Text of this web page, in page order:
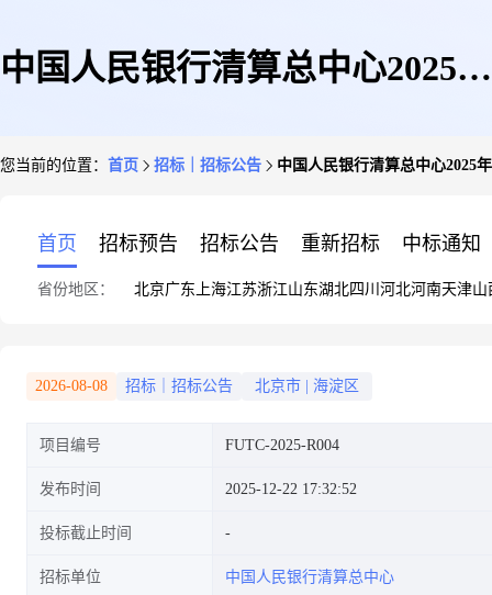
中国人民银行清算总中心2025年
您当前的位置： 首页 招标｜招标公告 中国人民银行清算总中心2025
首页 招标预告 招标公告 重新招标 中标通知
省份地区： 北京广东 上海江苏浙江山东湖北四川 河北河南天津山
2026-08-08 招标｜招标公告 北京市 海淀区
项目编号 FUTC-2025-R004
发布时间 2025-12-22 17:32:52
投标截止时间
招标单位 中国人民银行清算总中心